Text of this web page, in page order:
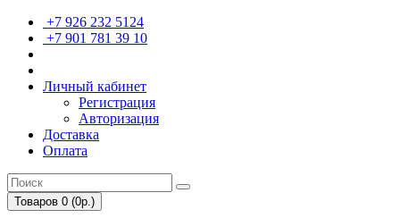
+7 926 232 5124
+7 901 781 39 10
Личный кабинет
Регистрация
Авторизация
Доставка
Оплата
Товаров 0 (0р.)